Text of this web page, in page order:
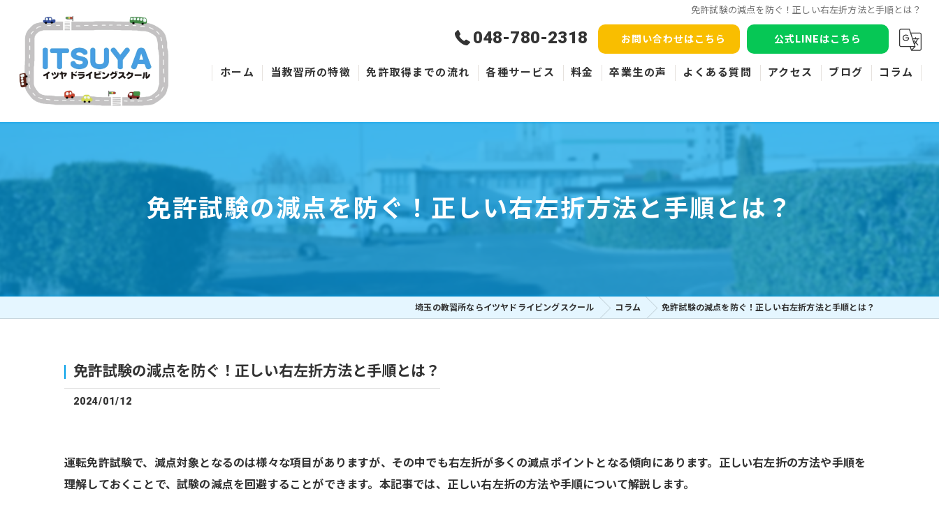
免許試験の減点を防ぐ！正しい右左折方法と手順とは？
048-780-2318 お問い合わせはこちら 公式LINEはこちら
ホーム 当教習所の特徴 免許取得までの流れ 各種サービス
ペーパードライバー
料金 卒業生の声 よくある質問 アクセス ブログ コラム
免許試験の減点を防ぐ！正しい右左折方法と手順とは？
埼玉の教習所ならイツヤドライビングスクール コラム 免許試験の減点を防ぐ！正しい右左折方法と手順とは？
免許試験の減点を防ぐ！正しい右左折方法と手順とは？
2024/01/12
運転免許試験で、減点対象となるのは様々な項目がありますが、その中でも右左折が多くの減点ポイントとなる傾向にあります。正しい右左折の方法や手順を
理解しておくことで、試験の減点を回避することができます。本記事では、正しい右左折の方法や手順について解説します。